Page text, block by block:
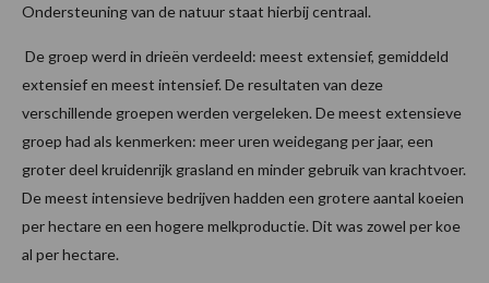
Ondersteuning van de natuur staat hierbij centraal.
De groep werd in drieën verdeeld: meest extensief, gemiddeld
extensief en meest intensief. De resultaten van deze
verschillende groepen werden vergeleken. De meest extensieve
groep had als kenmerken: meer uren weidegang per jaar, een
groter deel kruidenrijk grasland en minder gebruik van krachtvoer.
De meest intensieve bedrijven hadden een grotere aantal koeien
per hectare en een hogere melkproductie. Dit was zowel per koe
al per hectare.